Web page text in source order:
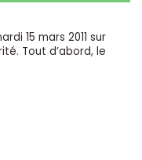
15 mars 2011 sur
Tout d’abord, le